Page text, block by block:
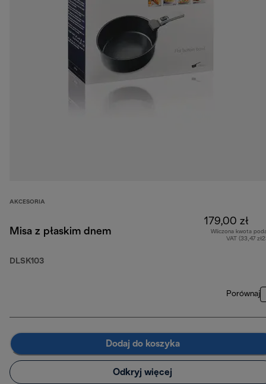
AKCESORIA
Misa z płaskim dnem
DLSK103
179,00 zł
Wliczona kwota
VAT (33,47
Porównaj
Dodaj do koszyka
Odkryj więcej